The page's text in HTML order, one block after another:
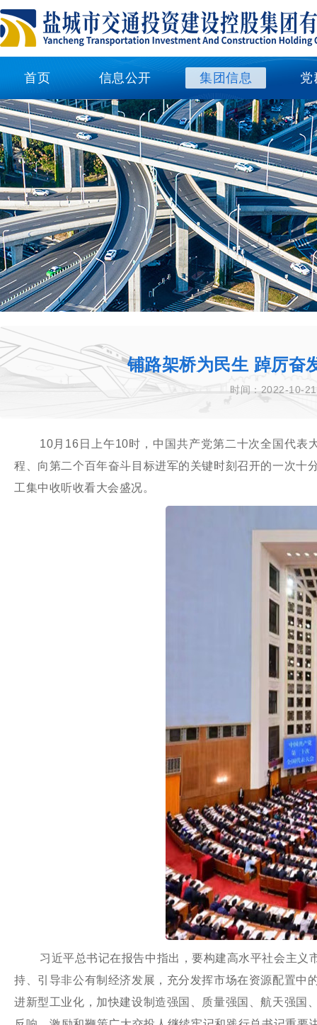
首页 信息公开 集团信息 党
铺路架桥为民生 踔厉
时间：2022-10-21
10月16日上午10时，中国共产党第二十次全国代表
程、向第二个百年奋斗目标进军的关键时刻召开的一次十
工集中收听收看大会盛况。
习近平总书记在报告中指出，要构建高水平社会主
持、引导非公有制经济发展，充分发挥市场在资源配置中
进新型工业化，加快建设制造强国、质量强国、航天强国